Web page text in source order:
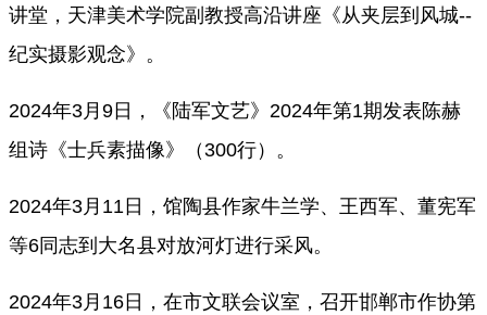
讲堂，天津美术学院副教授高沿讲座《从夹层到风城--
纪实摄影观念》。
2024年3月9日，《陆军文艺》2024年第1期发表陈赫
组诗《士兵素描像》（300行）。
2024年3月11日，馆陶县作家牛兰学、王西军、董宪军
等6同志到大名县对放河灯进行采风。
2024年3月16日，在市文联会议室，召开邯郸市作协第